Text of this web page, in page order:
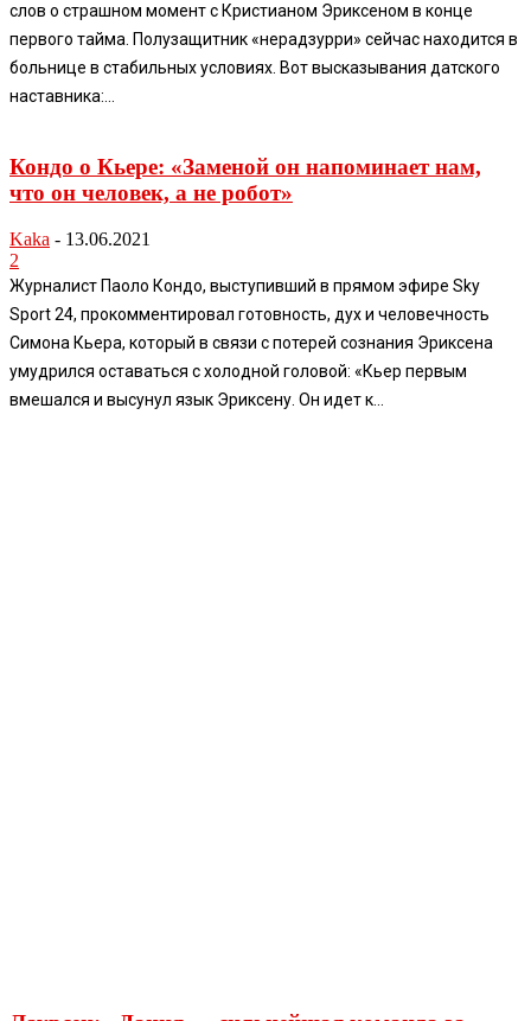
слов о страшном момент с Кристианом Эриксеном в конце
первого тайма. Полузащитник «нерадзурри» сейчас находится в
больнице в стабильных условиях. Вот высказывания датского
наставника:...
Кондо о Кьере: «Заменой он напоминает нам,
что он человек, а не робот»
Kaka - 13.06.2021
2
Журналист Паоло Кондо, выступивший в прямом эфире Sky
Sport 24, прокомментировал готовность, дух и человечность
Симона Кьера, который в связи с потерей сознания Эриксена
умудрился оставаться с холодной головой: «Кьер первым
вмешался и высунул язык Эриксену. Он идет к...